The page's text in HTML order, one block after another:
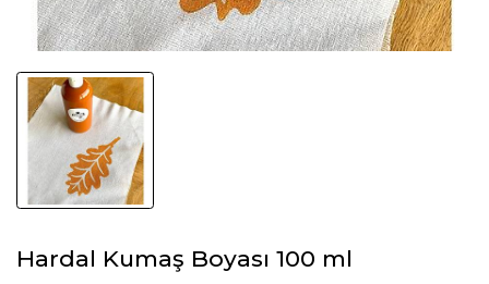
Hardal Kumaş Boyası 100 ml